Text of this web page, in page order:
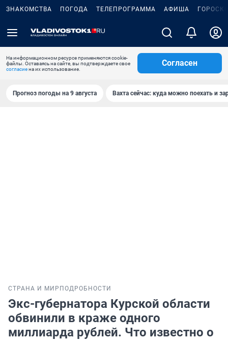
ЗНАКОМСТВА ПОГОДА ТЕЛЕПРОГРАММА АФИША
На информационном ресурсе применяются cookie-
файлы. Оставаясь на сайте, вы подтверждаете свое
согласиена их использование.
Согласен
Прогноз погоды на 9 августа Вахта сейчас: куда можно поехать и
СТРАНА И МИР ПОДРОБНОСТИ
Экс-губернатора Курской области
обвинили в краже одного
миллиарда рублей. Что известно о